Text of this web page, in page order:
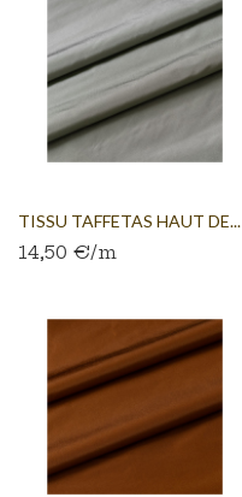
TISSU TAFFETAS HAUT DE...
14,50 €/m